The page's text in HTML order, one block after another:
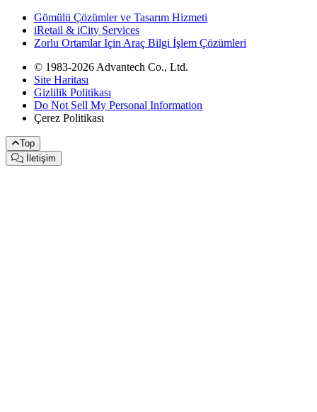
Gömülü Çözümler ve Tasarım Hizmeti
iRetail & iCity Services
Zorlu Ortamlar İçin Araç Bilgi İşlem Çözümleri
© 1983-2026 Advantech Co., Ltd.
Site Haritası
Gizlilik Politikası
Do Not Sell My Personal Information
Çerez Politikası
Top
İletişim